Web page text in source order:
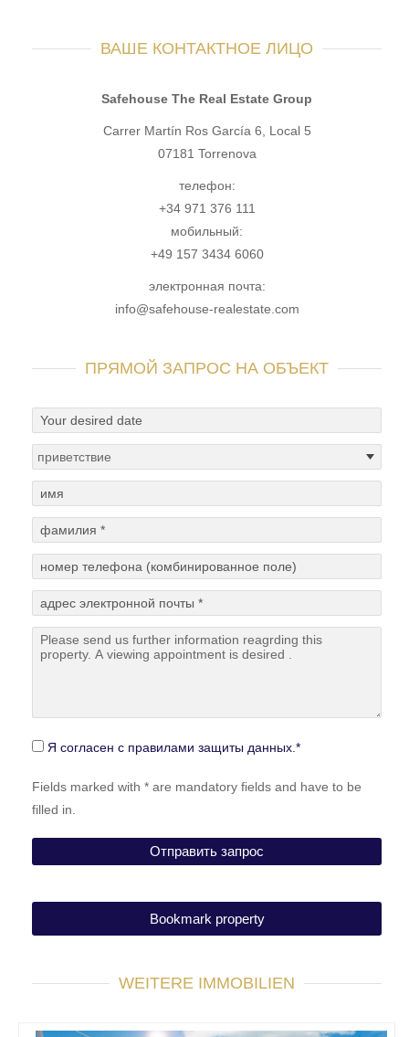
ВАШЕ КОНТАКТНОЕ ЛИЦО
Safehouse The Real Estate Group
Carrer Martín Ros García 6, Local 5
07181 Torrenova
телефон:
+34 971 376 111
мобильный:
+49 157 3434 6060
электронная почта:
info@safehouse-realestate.com
ПРЯМОЙ ЗАПРОС НА ОБЪЕКТ
Я согласен с правилами защиты данных.*
Fields marked with * are mandatory fields and have to be
filled in.
Bookmark property
WEITERE IMMOBILIEN